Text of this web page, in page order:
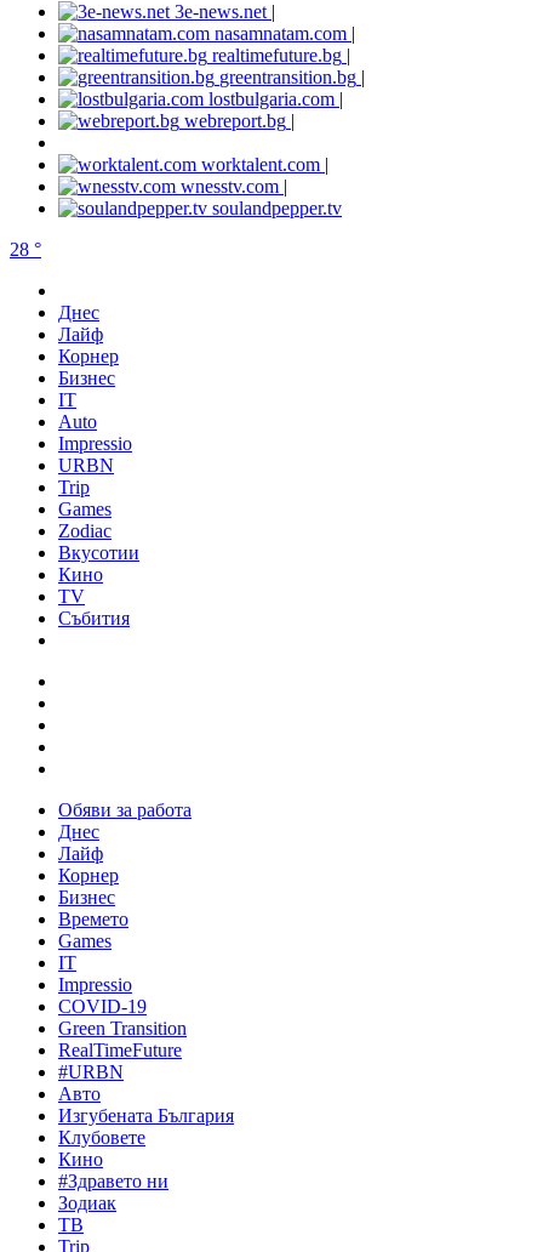
3e-news.net |
nasamnatam.com |
realtimefuture.bg |
greentransition.bg |
lostbulgaria.com |
webreport.bg |
worktalent.com |
wnesstv.com |
soulandpepper.tv
28 °
Днес
Лайф
Корнер
Бизнес
IT
Auto
Impressio
URBN
Trip
Games
Zodiac
Вкусотии
Кино
TV
Събития
Обяви за работа
Днес
Лайф
Корнер
Бизнес
Времето
Games
IT
Impressio
COVID-19
Green Transition
RealTimeFuture
#URBN
Авто
Изгубената България
Клубовете
Кино
#Здравето ни
Зодиак
ТВ
Trip